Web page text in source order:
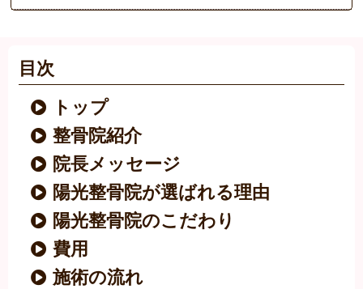
目次
トップ
整骨院紹介
院長メッセージ
陽光整骨院が選ばれる理由
陽光整骨院のこだわり
費用
施術の流れ